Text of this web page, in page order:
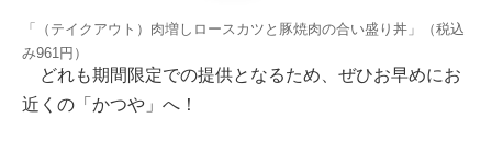
「（テイクアウト）肉増しロースカツと豚焼肉の合い盛り丼」（税込
み961円）
どれも期間限定での提供となるため、ぜひお早めにお
近くの「かつや」へ！